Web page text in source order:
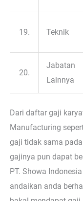
19. Teknik
20.
Jabatan
Lainnya
Dari daftar gaji
Manufacturing
gaji tidak sama
gajinya pun dapat
PT. Showa
andaikan anda